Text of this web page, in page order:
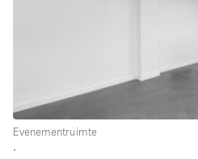
Unieke ruimte
Vergaderruimte
Evenementruimte
∙